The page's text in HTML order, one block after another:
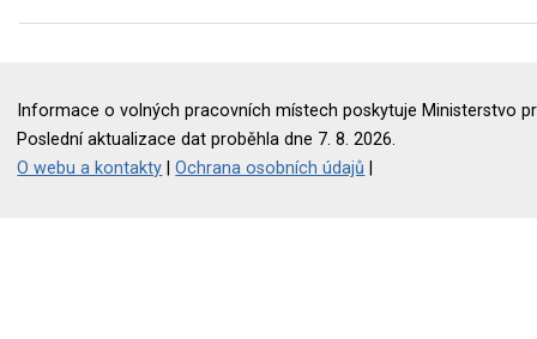
Informace o volných pracovních místech poskytuje Ministerstvo
Poslední aktualizace dat proběhla dne 7. 8. 2026.
O webu a kontakty |Ochrana osobních údajů